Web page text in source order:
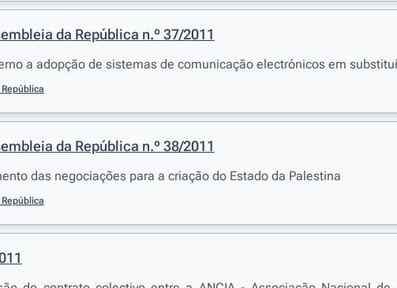
da República n.º 37/2011
a adopção de sistemas de comunicação electrónicos em
da República n.º 38/2011
das negociações para a criação do Estado da Palestina